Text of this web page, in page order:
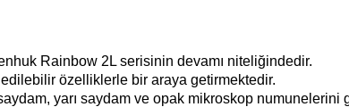
Rainbow 2L serisinin devamı niteliğindedir.
özelliklerle bir araya getirmektedir.
yarı saydam ve opak mikroskop